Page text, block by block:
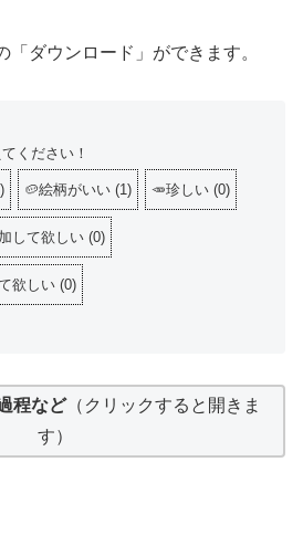
「ダウンロード」ができます。
ください！
) 🥔絵柄がいい (1) 🥕珍しい (0)
して欲しい (0)
欲しい (0)
程など（クリックすると開きま
す）